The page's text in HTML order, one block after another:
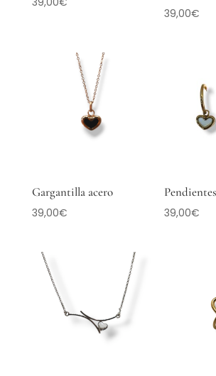
39,00€
Gargantilla acero
39,00€ 39,00€